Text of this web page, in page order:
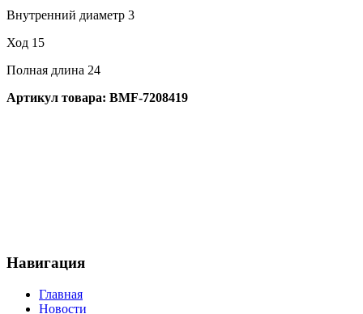
Внутренний диаметр 3
Ход 15
Полная длина 24
Артикул товара: BMF-7208419
Навигация
Главная
Новости